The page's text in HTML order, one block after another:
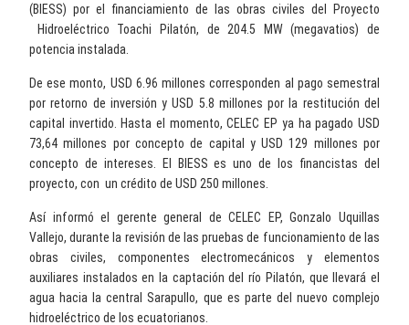
(BIESS) por el financiamiento de las obras civiles del Proyecto
Hidroeléctrico Toachi Pilatón, de 204.5 MW (megavatios) de
potencia instalada.
De ese monto, USD 6.96 millones corresponden al pago semestral
por retorno de inversión y USD 5.8 millones por la restitución del
capital invertido. Hasta el momento, CELEC EP ya ha pagado USD
73,64 millones por concepto de capital y USD 129 millones por
concepto de intereses. El BIESS es uno de los financistas del
proyecto, con un crédito de USD 250 millones.
Así informó el gerente general de CELEC EP, Gonzalo Uquillas
Vallejo, durante la revisión de las pruebas de funcionamiento de las
obras civiles, componentes electromecánicos y elementos
auxiliares instalados en la captación del río Pilatón, que llevará el
agua hacia la central Sarapullo, que es parte del nuevo complejo
hidroeléctrico de los ecuatorianos.